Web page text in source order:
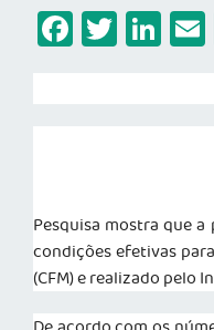
Pesquisa mostra que
condições efetivas
(CFM) e realizado pelo